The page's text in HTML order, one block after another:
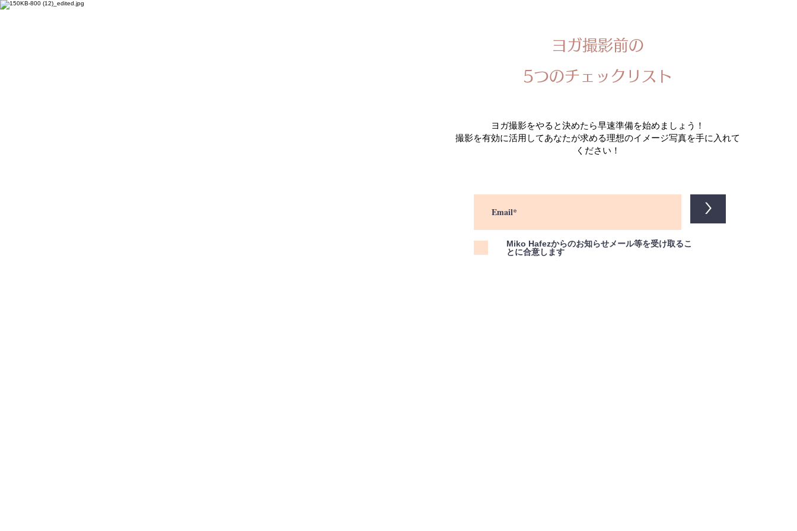
​ヨガ撮影前の
​5つのチェックリスト
ヨガ撮影をやると決めたら早速準備を始めましょう！
​撮影を有効に活用してあなたが求める理想のイメージ写真を手に入れて
ください！
>
Miko Hafezからのお知らせメール等を受け取るこ
とに合意します